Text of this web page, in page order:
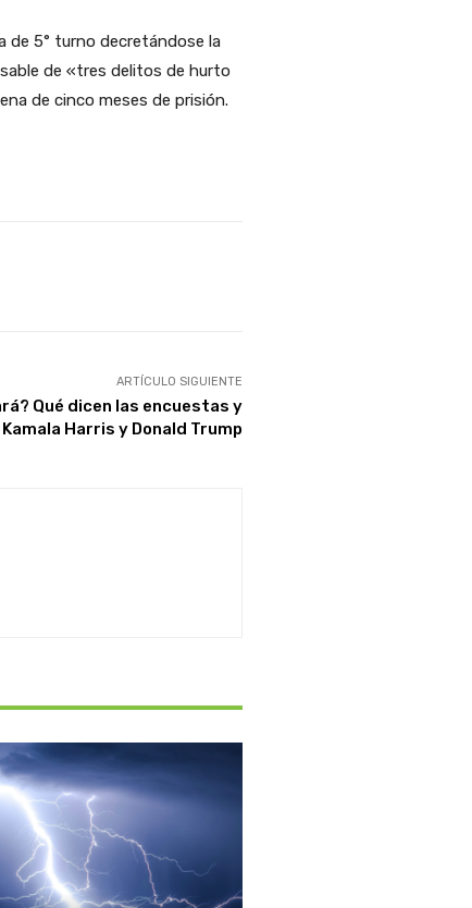
de 5° turno decretándose la
de «tres delitos de hurto
de cinco meses de prisión.
ARTÍCULO SIGUIENTE
Qué dicen las encuestas y
Harris y Donald Trump